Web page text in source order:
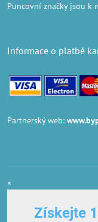
Puncovní značkyjsou k
Informace o platbě
Partnerský web:
×
Získejte